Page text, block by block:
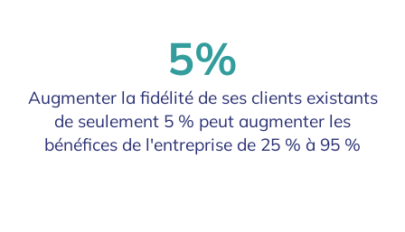
5%
Augmenter la fidélité de ses clients existants
de seulement 5 % peut augmenter les
bénéfices de l'entreprise de 25 % à 95 %